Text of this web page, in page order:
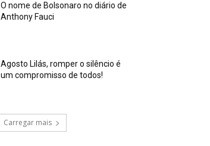
O nome de Bolsonaro no diário de
Anthony Fauci
Agosto Lilás, romper o silêncio é
um compromisso de todos!
Carregar mais